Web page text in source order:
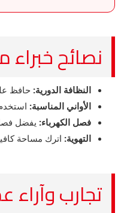
نصائح
النظافة الدورية: حافظ
الأواني المناسبة:
فصل الكهرباء: يفضل فصل
التهوية: اترك مساحة
تجارب